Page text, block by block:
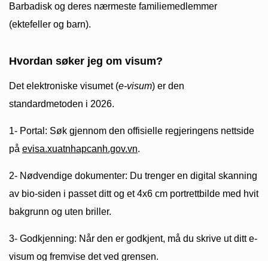
Barbadisk og deres nærmeste familiemedlemmer
(ektefeller og barn).
Hvordan søker jeg om visum?
Det elektroniske visumet (e-visum) er den
standardmetoden i 2026.
1- Portal: Søk gjennom den offisielle regjeringens nettside
på evisa.xuatnhapcanh.gov.vn.
2- Nødvendige dokumenter: Du trenger en digital skanning
av bio-siden i passet ditt og et 4x6 cm portrettbilde med hvit
bakgrunn og uten briller.
3- Godkjenning: Når den er godkjent, må du skrive ut ditt e-
visum og fremvise det ved grensen.